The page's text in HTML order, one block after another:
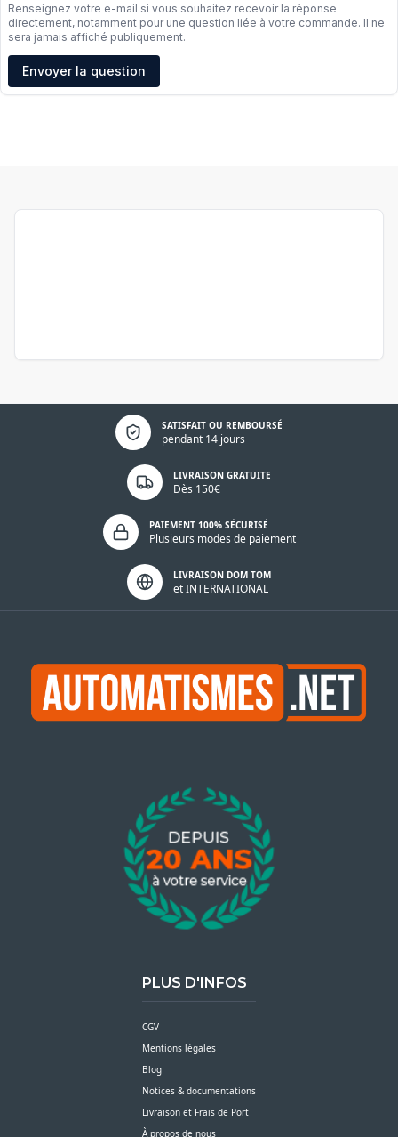
Renseignez votre e-mail si vous souhaitez recevoir la réponse
directement, notamment pour une question liée à votre commande. Il ne
sera jamais affiché publiquement.
Adresse e-mail
Envoyer la question
SATISFAIT OU REMBOURSÉ
pendant 14 jours
Politique de confidentialité
LIVRAISON GRATUITE
Dès 150€
PAIEMENT 100% SÉCURISÉ
Plusieurs modes de paiement
LIVRAISON DOM TOM
et INTERNATIONAL
PLUS D'INFOS
CGV
Mentions légales
Blog
Notices & documentations
Livraison et Frais de Port
À propos de nous